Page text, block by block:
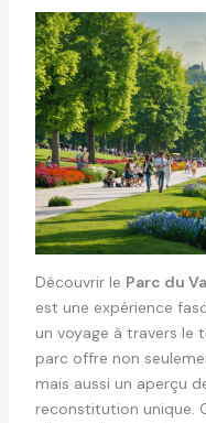
Découvrir le Parc du
est une expérience
un voyage à travers le
parc offre non
mais aussi un aperçu
reconstitution unique.